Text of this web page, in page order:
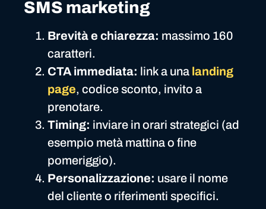
SMS marketing
Brevità e chiarezza: massimo 160
caratteri.
CTA immediata: link a una landing
page, codice sconto, invito a
prenotare.
Timing: inviare in orari strategici (ad
esempio metà mattina o fine
pomeriggio).
Personalizzazione: usare il nome
del cliente o riferimenti specifici.